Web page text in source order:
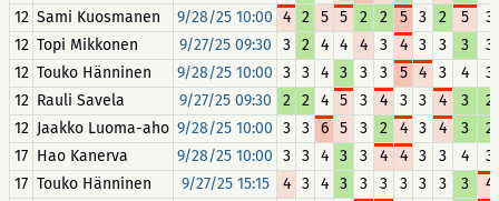
12 Sami Kuosmanen 9/28/25 10:00 4 2 5 5 2 2 5 3 2 5
3
12 Topi Mikkonen 9/27/25 09:30 3 2 4 4 4 3 4 3 3 3
3
12 Touko Hänninen 9/28/25 10:00 3 3 4 3 3 3 5 4 3 4
3
12 Rauli Savela 9/27/25 09:30 2 2 4 5 3 4 3 3 4 3
2
12 Jaakko Luoma-aho 9/28/25 10:00 3 3 6 5 3 2 4 3 4 3
2
17 Hao Kanerva 9/28/25 10:00 3 3 4 3 3 4 4 3 3 4
3
17 Touko Hänninen 9/27/25 15:15 4 3 4 3 3 3 3 3 3 3
4